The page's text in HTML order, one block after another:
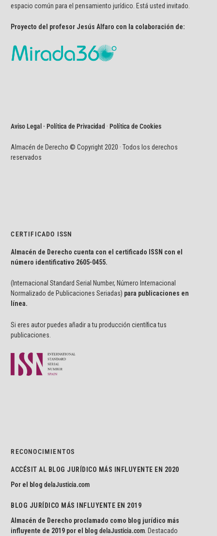
espacio común para el pensamiento jurídico. Está usted invitado.
Proyecto del profesor Jesús Alfaro con la colaboración de:
Aviso Legal · Política de Privacidad ·Política de Cookies
Almacén de Derecho © Copyright 2020 · Todos los derechos
reservados
CERTIFICADO ISSN
Almacén de Derecho cuenta con el certificado ISSN con el
número identificativo 2605-0455.
(Internacional Standard Serial Number, Número Internacional
Normalizado de Publicaciones Seriadas) para publicaciones en
línea.
Si eres autor puedes añadir a tu producción científica tus
publicaciones.
RECONOCIMIENTOS
ACCÉSIT AL BLOG JURÍDICO MÁS INFLUYENTE EN 2020
Por el blogdelaJusticia.com
BLOG JURÍDICO MÁS INFLUYENTE EN 2019
Almacén de Derecho proclamado como blog jurídico más
influyente de 2019 por el blogdelaJusticia.com . Destacado